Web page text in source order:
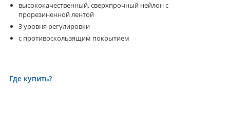
высококачественный, сверхпрочный нейлон с
прорезиненной лентой
3 уровня регулировки
с противоскользящим покрытием
Где купить?